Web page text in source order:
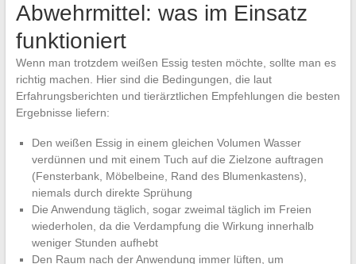
Abwehrmittel: was im Einsatz
funktioniert
Wenn man trotzdem weißen Essig testen möchte, sollte man es
richtig machen. Hier sind die Bedingungen, die laut
Erfahrungsberichten und tierärztlichen Empfehlungen die besten
Ergebnisse liefern:
Den weißen Essig in einem gleichen Volumen Wasser
verdünnen und mit einem Tuch auf die Zielzone auftragen
(Fensterbank, Möbelbeine, Rand des Blumenkastens),
niemals durch direkte Sprühung
Die Anwendung täglich, sogar zweimal täglich im Freien
wiederholen, da die Verdampfung die Wirkung innerhalb
weniger Stunden aufhebt
Den Raum nach der Anwendung immer lüften, um